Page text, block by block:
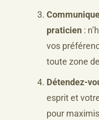
praticien :
vos
toute zone
Détendez-
esprit et
pour